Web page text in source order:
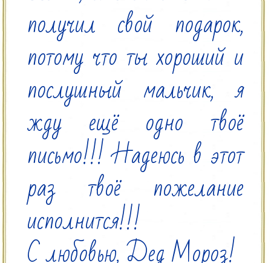
получил свой подарок,
потому что ты хороший и
послушный мальчик, я
жду ещё одно твоё
письмо!!! Надеюсь в этот
раз твоё пожелание
исполнится!!!
С любовью, Дед Мороз!